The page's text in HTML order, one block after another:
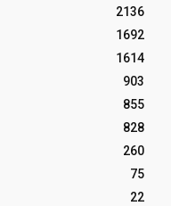
2136
1692
1614
903
855
828
260
75
22